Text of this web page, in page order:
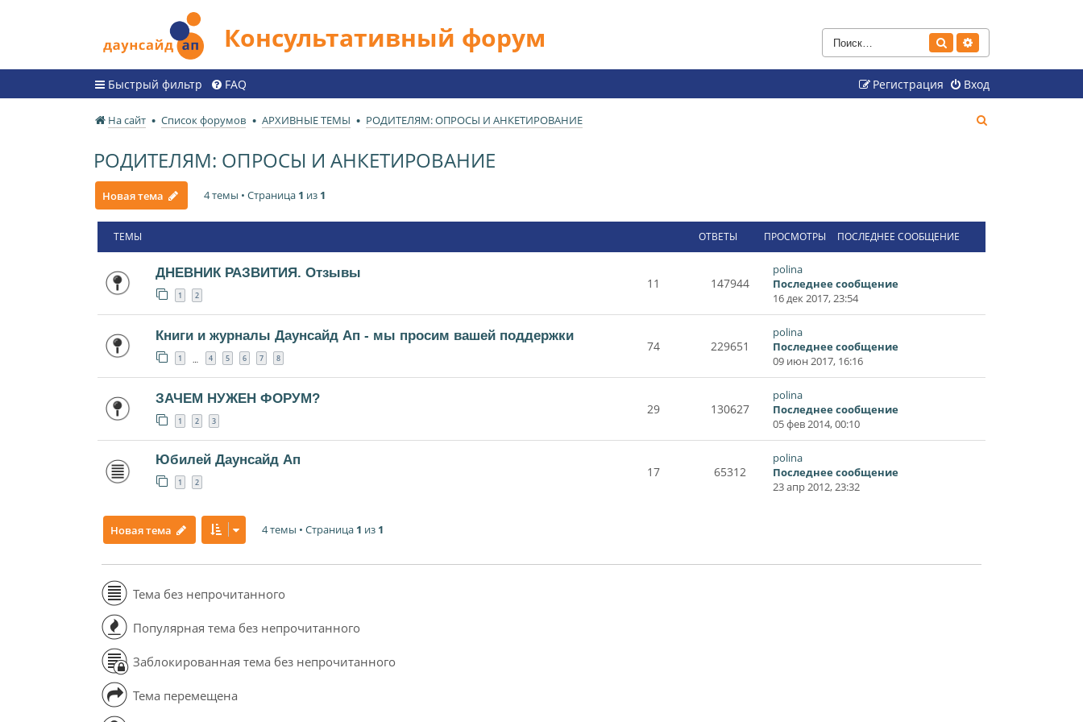
Консультативный форум Поиск
Быстрый фильтр FAQ Вход
Регистрация
На сайт Список форумов АРХИВНЫЕ ТЕМЫ РОДИТЕЛЯМ: ОПРОСЫ И АНКЕТИРОВАНИЕ
РОДИТЕЛЯМ: ОПРОСЫ И АНКЕТИРОВАНИЕ
Новая тема 4 темы • Страница 1 из 1
ТЕМЫ ОТВЕТЫ ПРОСМОТРЫ ПОСЛЕДНЕЕ СООБЩЕНИЕ
ДНЕВНИК РАЗВИТИЯ. Отзывы
1 2
11 147944
polina
Последнее сообщение
16 дек 2017, 23:54
Книги и журналы Даунсайд Ап - мы просим вашей поддержки
1 4 5 6 7 8
74 229651
polina
Последнее сообщение
09 июн 2017, 16:16
ЗАЧЕМ НУЖЕН ФОРУМ?
1 2 3
29 130627
polina
Последнее сообщение
05 фев 2014, 00:10
Юбилей Даунсайд Ап
1 2
17 65312
polina
Последнее сообщение
23 апр 2012, 23:32
Новая тема 4 темы • Страница 1 из 1
Тема без непрочитанного
Популярная тема без непрочитанного
Заблокированная тема без непрочитанного
Тема перемещена